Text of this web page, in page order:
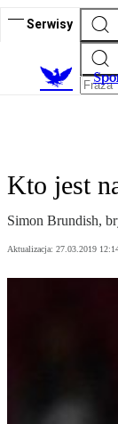
Serwisy
S
Kto jest
Simon Brundish,
Aktualizacja: 27.03.2019